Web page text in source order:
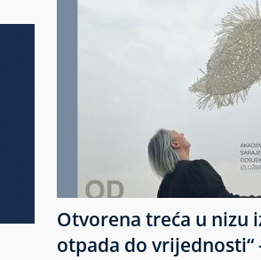
Otvorena treća u nizu
otpada do vrijednosti“